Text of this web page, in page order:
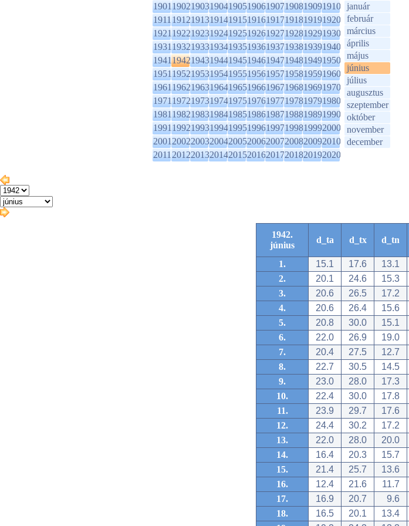
1901190219031904190519061907190819091910
1911191219131914191519161917191819191920
1921192219231924192519261927192819291930
1931193219331934193519361937193819391940
1941194219431944194519461947194819491950
1951195219531954195519561957195819591960
1961196219631964196519661967196819691970
1971197219731974197519761977197819791980
1981198219831984198519861987198819891990
1991199219931994199519961997199819992000
2001200220032004200520062007200820092010
2011201220132014201520162017201820192020
január
február
március
április
május
június
július
augusztus
szeptember
október
november
december
1942.
június
d_ta d_tx d_tn
1. 15.1 17.6 13.1
2.
20.1 24.6 15.3
3.
20.6 26.5 17.2
4.
20.6 26.4 15.6
5.
20.8 30.0 15.1
6.
22.0 26.9 19.0
7.
20.4 27.5 12.7
8.
22.7 30.5 14.5
9.
23.0 28.0 17.3
10.
22.4 30.0 17.8
11.
23.9 29.7 17.6
12.
24.4 30.2 17.2
13.
22.0 28.0 20.0
14.
16.4 20.3 15.7
15.
21.4 25.7 13.6
16.
12.4 21.6 11.7
17.
16.9 20.7 9.6
18.
16.5 20.1 13.4